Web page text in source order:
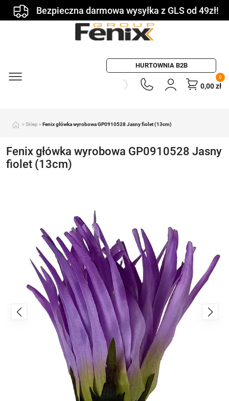
Bezpieczna darmowa wysyłka z GLS od 49zł!
HURTOWNIA B2B
0
0,00zł
» Sklep » Fenix główka wyrobowa GP0910528 Jasny fiolet (13cm)
Fenix główka wyrobowa GP0910528 Jasny
fiolet (13cm)